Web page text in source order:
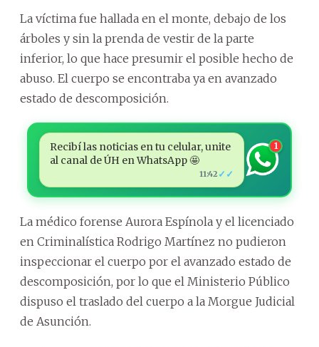
La víctima fue hallada en el monte, debajo de los
árboles y sin la prenda de vestir de la parte
inferior, lo que hace presumir el posible hecho de
abuso. El cuerpo se encontraba ya en avanzado
estado de descomposición.
Recibí las noticias en tu celular, unite
al canal de ÚH en WhatsApp 🤩
11:42 ✓✓
1
La médico forense Aurora Espínola y el licenciado
en Criminalística Rodrigo Martínez no pudieron
inspeccionar el cuerpo por el avanzado estado de
descomposición, por lo que el Ministerio Público
dispuso el traslado del cuerpo a la Morgue Judicial
de Asunción.